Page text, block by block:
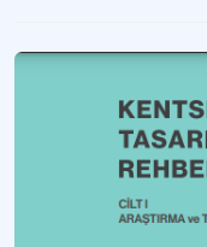
Vernaküler Mimari
Bir yörenin kendine özgü
Yerel Yönetimler İçin
Şehirlerin kimlik kazanması